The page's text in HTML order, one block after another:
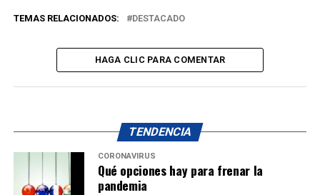
TEMAS RELACIONADOS: DESTACADO
HAGA CLIC PARA COMENTAR
TENDENCIA
CORONAVIRUS
Qué opciones hay para frenar la
pandemia